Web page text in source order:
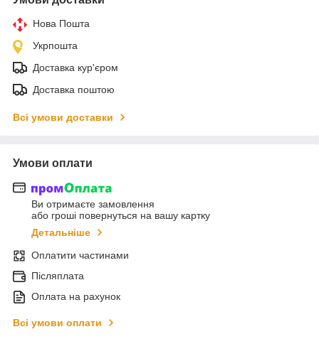
Нова Пошта
Укрпошта
Доставка кур'єром
Доставка поштою
Всі умови доставки
Умови оплати
Ви отримаєте замовлення
або гроші повернуться на вашу картку
Детальніше
Оплатити частинами
Післяплата
Оплата на рахунок
Всі умови оплати